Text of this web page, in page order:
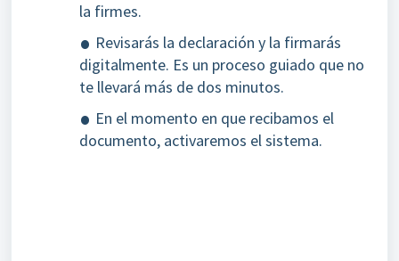
la firmes.
Revisarás la declaración y la firmarás
digitalmente. Es un proceso guiado que no
te llevará más de dos minutos.
En el momento en que recibamos el
documento, activaremos el sistema.